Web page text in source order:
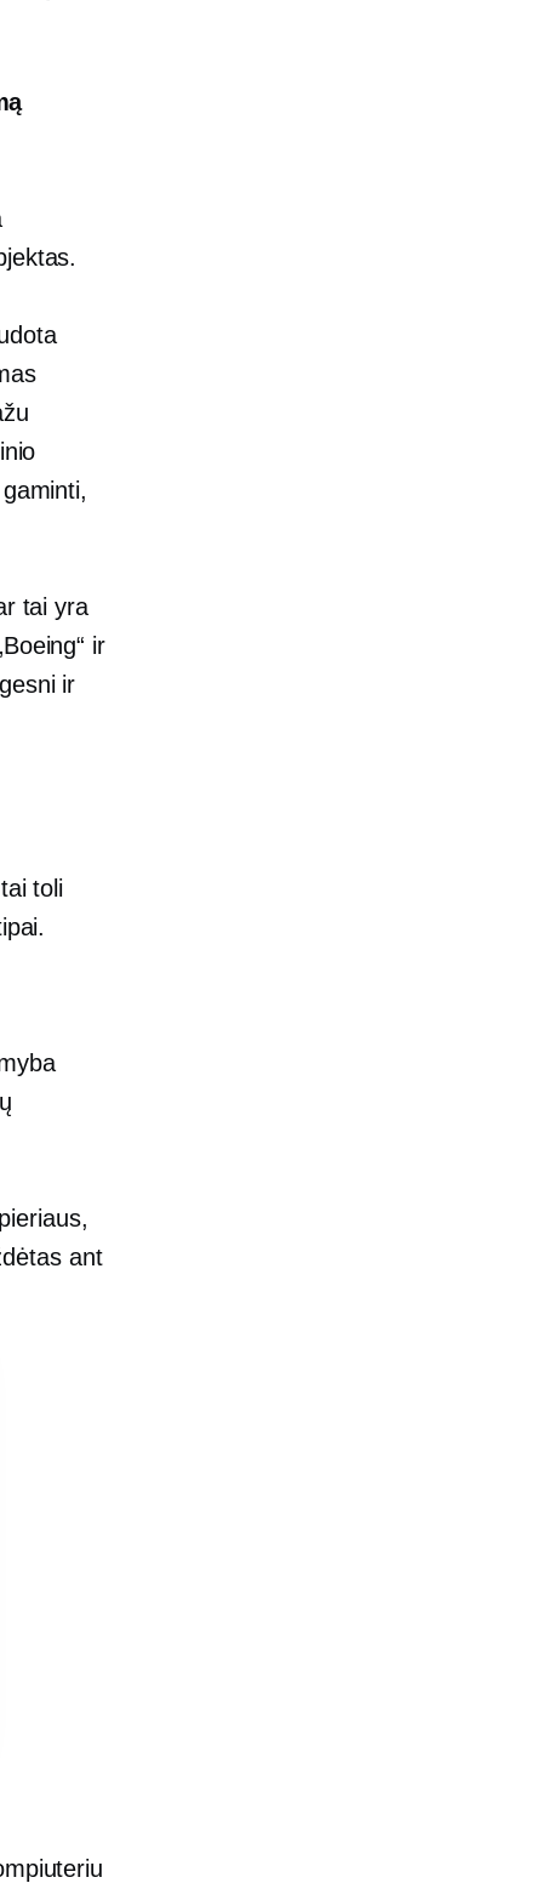
tai yra
ir
ir
toli
ant